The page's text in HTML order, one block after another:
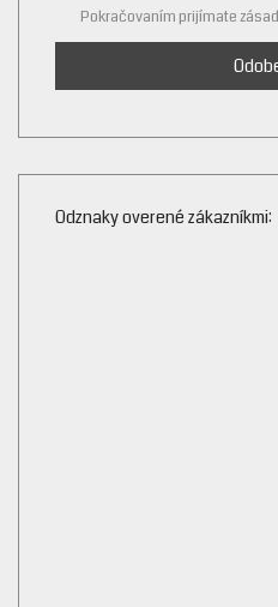
Pokračovaním prijímate
Odznaky overené zákazníkmi: